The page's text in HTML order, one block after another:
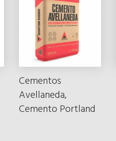
Cementos
Avellaneda,
Cemento Portland